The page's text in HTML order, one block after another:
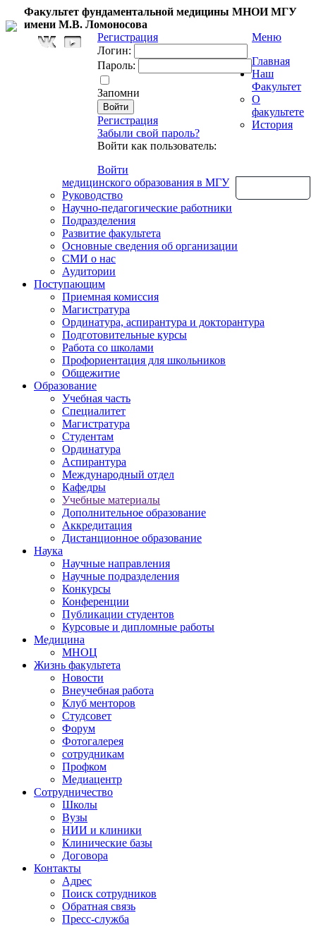
Факультет фундаментальной медицины МНОИ МГУ
имени М.В. Ломоносова
Регистрация
Логин:
Пароль:
Запомни
Регистрация
Забыли свой пароль?
Войти как пользователь:
Войти
Меню
Главная
Наш
Факультет
О
факультете
История
медицинского образования в МГУ
Руководство
Научно-педагогические работники
Подразделения
Развитие факультета
Основные сведения об организации
СМИ о нас
Аудитории
Поступающим
Приемная комиссия
Магистратура
Ординатура, аспирантура и докторантура
Подготовительные курсы
Работа со школами
Профориентация для школьников
Общежитие
Образование
Учебная часть
Специалитет
Магистратура
Студентам
Ординатура
Аспирантура
Международный отдел
Кафедры
Учебные материалы
Дополнительное образование
Аккредитация
Дистанционное образование
Наука
Научные направления
Научные подразделения
Конкурсы
Конференции
Публикации студентов
Курсовые и дипломные работы
Медицина
МНОЦ
Жизнь факультета
Новости
Внеучебная работа
Клуб менторов
Студсовет
Форум
Фотогалерея
сотрудникам
Профком
Медиацентр
Сотрудничество
Школы
Вузы
НИИ и клиники
Клинические базы
Договора
Контакты
Адрес
Поиск сотрудников
Обратная связь
Пресс-служба